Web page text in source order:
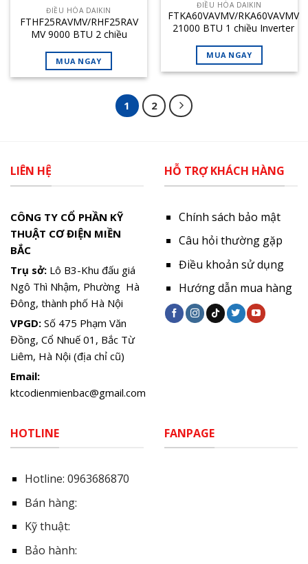
ĐIỀU HÒA DAIKIN
FTHF25RAVMV/RHF25RAV
MV 9000 BTU 2 chiều
MUA NGAY
ĐIỀU HÒA DAIKIN
FTKA60VAVMV/RKA60VAVMV
21000 BTU 1 chiều Inverter
MUA NGAY
1 2
LIÊN HỆ
CÔNG TY CỔ PHẦN KỸ
THUẬT CƠ ĐIỆN MIỀN
BẮC
Trụ sở: Lô B3-Khu đấu giá
Ngô Thì Nhậm, Phường Hà
Đông, thành phố Hà Nội
VPGD: Số 475 Phạm Văn
Đồng, Cổ Nhuế 01, Bắc Từ
Liêm, Hà Nội (địa chỉ cũ)
Email:
ktcodienmienbac@gmail.com
HỖ TRỢ KHÁCH HÀNG
Chính sách bảo mật
Câu hỏi thường gặp
Điều khoản sử dụng
Hướng dẫn mua hàng
HOTLINE
Hotline: 0963686870
Bán hàng:
Kỹ thuật:
Bảo hành:
FANPAGE